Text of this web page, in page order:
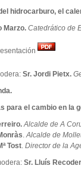
hidrocarburo, el
Marzo. Catedrático de
Sr. Jordi Pietx.
para el cambio en la
Alcalde de A
Alcalde de
Tost Director de la
Sr. Lluís